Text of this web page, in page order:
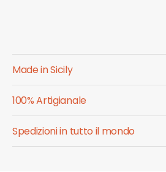
Made in Sicily
100% Artigianale
Spedizioni in tutto il mondo